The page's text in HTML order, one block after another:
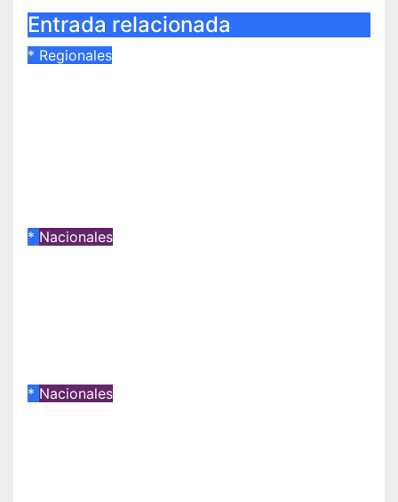
Entrada relacionada
* Regionales
* Nacionales
* Nacionales